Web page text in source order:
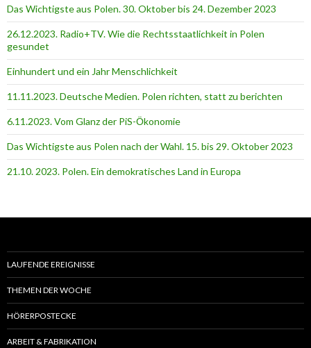
Das Wichtigste aus Polen. 30. Oktober bis 24. Dezember 2023
26.12.2023. Radio+TV. Wie die Rechtsstaatlichkeit in Polen
gesundet
Einhundert und ein Jahr Menschlichkeit
11.11.2023. Deutsche Medien. Polen richten, statt zu berichten
6.11.2023. Vom Glanz der PiS-Ӧkonomie
Das Wichtigste aus Polen nach der Wahl. 15. bis 29. Oktober 2023
21.10. 2023. Polen. Ein demokratisches Land in Europa
LAUFENDE EREIGNISSE
THEMEN DER WOCHE
HÖRERPOSTECKE
ARBEIT & FABRIKATION